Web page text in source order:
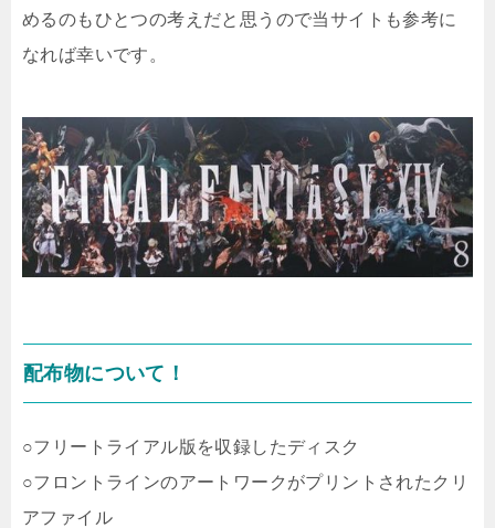
めるのもひとつの考えだと思うので当サイトも参考に
なれば幸いです。
配布物について！
○フリートライアル版を収録したディスク
○フロントラインのアートワークがプリントされたクリ
アファイル